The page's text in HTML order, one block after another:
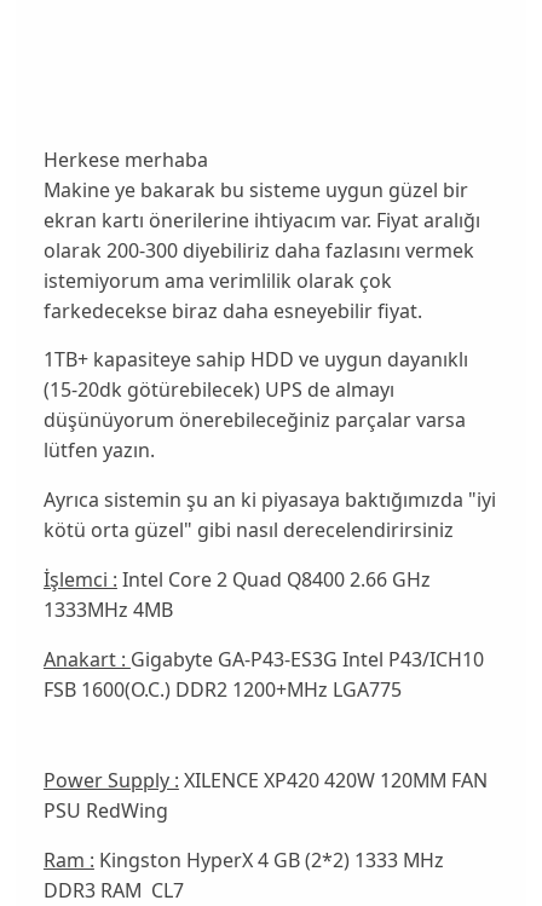
Herkese merhaba
Makine ye bakarak bu sisteme uygun güzel bir
ekran kartı önerilerine ihtiyacım var. Fiyat aralığı
olarak 200-300 diyebiliriz daha fazlasını vermek
istemiyorum ama verimlilik olarak çok
farkedecekse biraz daha esneyebilir fiyat.
1TB+kapasiteye sahip HDD ve uygun dayanıklı
(15-20dk götürebilecek) UPS de almayı
düşünüyorum önerebileceğiniz parçalar varsa
lütfen yazın.
Ayrıca sistemin şu an ki piyasaya baktığımızda "iyi
kötü orta güzel" gibi nasıl derecelendirirsiniz
İşlemci : Intel Core 2 Quad Q8400 2.66 GHz
1333MHz 4MB
Anakart : Gigabyte GA-P43-ES3G Intel P43/ICH10
FSB 1600(O.C.) DDR2 1200+MHz LGA775
Power Supply : XILENCE XP420 420W 120MM FAN
PSU RedWing
Ram : Kingston HyperX 4 GB (2*2) 1333 MHz
DDR3 RAM CL7